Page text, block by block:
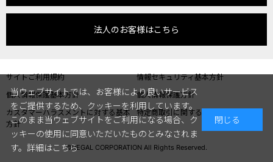
法人のお客様はこちら
サイトご利用規約
情報セキュリティ基本方針
個人情報保護基本方針
個人情報保護方針
カスタマーハラスメントに対する基本
方針
特定商取引に関する表記
©REGAL CORPORATION All Rights Reserved.
当ウェブサイトでは、お客様により良いサービス
をご提供するため、クッキーを利用しています。
このまま当ウェブサイトをご利用になる場合、ク
ッキーの使用に同意いただいたものとみなされま
す。 詳細はこちら
閉じる